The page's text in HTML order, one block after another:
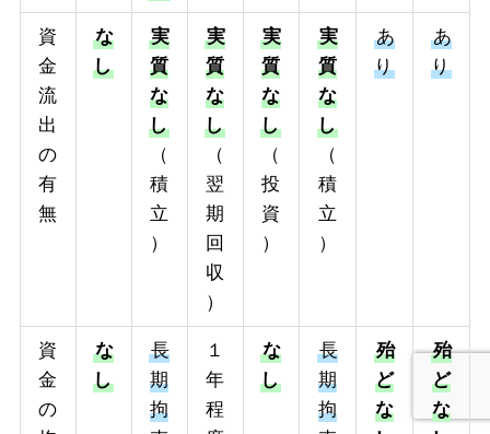
資
金
流
出
の
有
無
な
し
実
質
な
し
（
積
立
）
実
質
な
し
（
翌
期
回
収
）
実
質
な
し
（
投
資
）
実
質
な
し
（
積
立
）
あ
り
あ
り
資
金
の
な
し
長
期
拘
１
年
程
な
し
長
期
拘
殆
ど
な
殆
ど
な